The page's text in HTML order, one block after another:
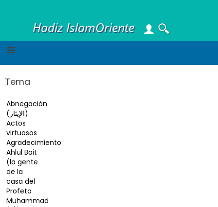
Hadiz IslamOriente
Tema
Abnegación
(الإيثار)
Actos
virtuosos
Agradecimiento
Ahlul Bait
(la gente
de la
casa del
Profeta
Muhammad